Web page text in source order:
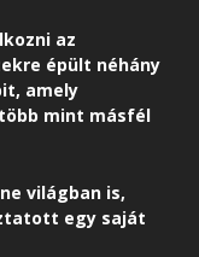
az
épült néhány
amely
mint másfél
világban is,
egy saját